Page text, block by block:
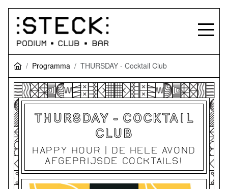
Programma THURSDAY - Cocktail Club
THURSDAY - COCKTAIL
CLUB
HAPPY HOUR | DE HELE AVOND
AFGEPRIJSDE COCKTAILS!